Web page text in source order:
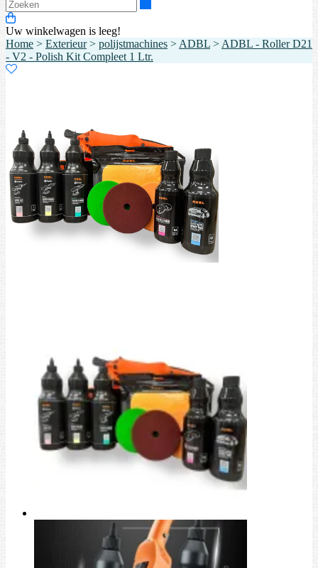
Uw winkelwagen is leeg!
Home > Exterieur> polijstmachines > ADBL > ADBL - Roller D21
- V2 - Polish Kit Compleet 1 Ltr.